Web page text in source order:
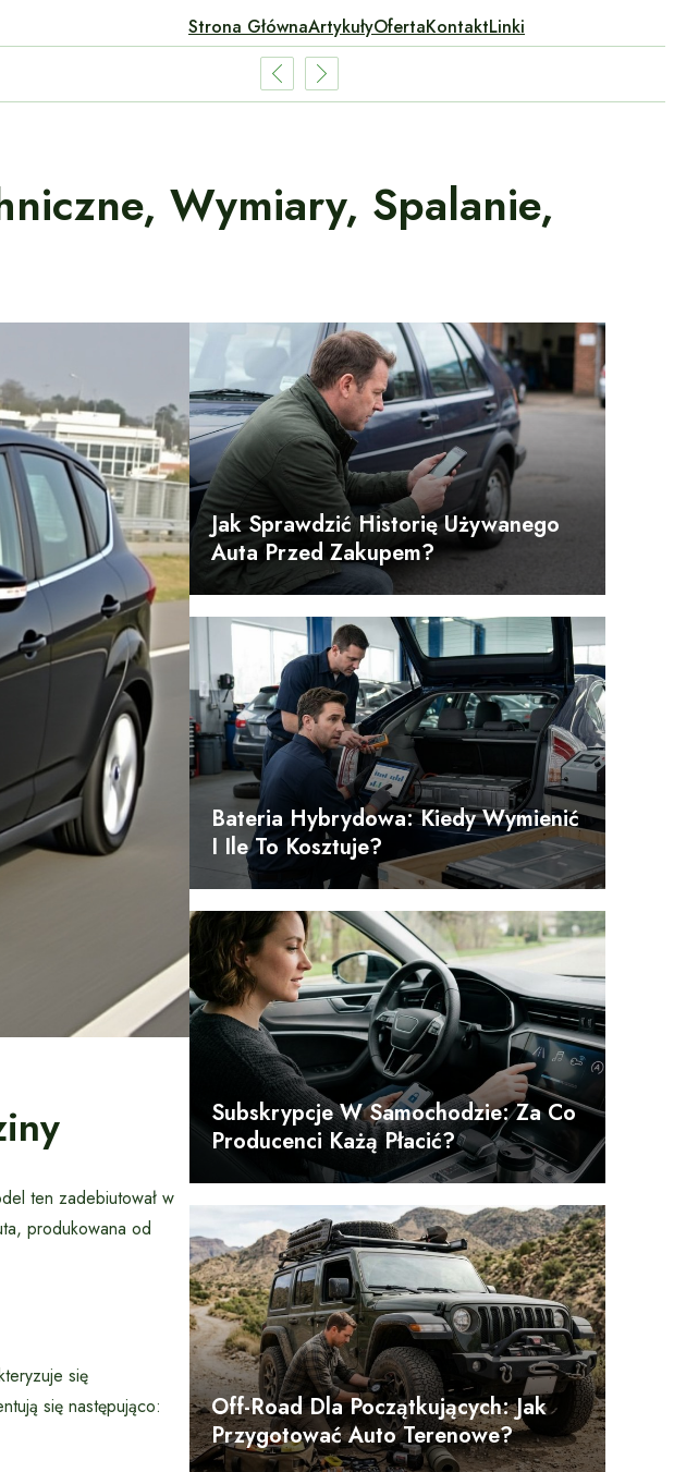
Strona GłównaArtykułyOfertaKontaktLinki
Wymiary, Spalanie,
ten zadebiutował w
produkowana od
się
się następująco:
Jak Sprawdzić Historię Używanego
Auta Przed Zakupem?
Bateria Hybrydowa: Kiedy Wymienić
I Ile To Kosztuje?
Subskrypcje W Samochodzie: Za Co
Producenci Każą Płacić?
Off-Road Dla Początkujących: Jak
Przygotować Auto Terenowe?